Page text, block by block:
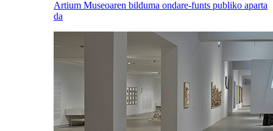
Artium Museoaren bilduma ondare-funts publiko aparta
da